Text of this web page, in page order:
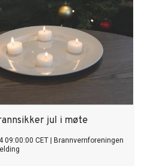
jul i møte
09:00:00 CET
Brannvernforeningen